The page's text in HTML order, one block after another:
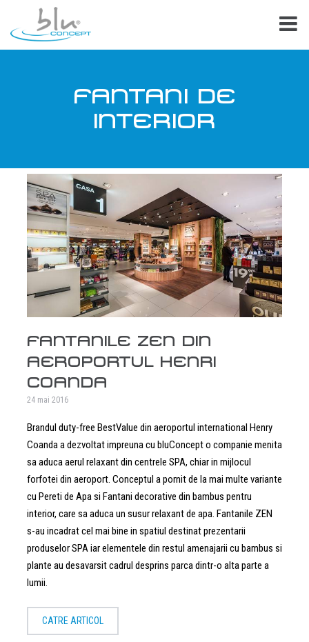
FANTANI DE
INTERIOR
FANTANILE ZEN DIN
AEROPORTUL HENRI
COANDA
24 mai 2016
Brandul duty-free BestValue din aeroportul international Henry
Coanda a dezvoltat impreuna cu bluConcept o companie menita
sa aduca aerul relaxant din centrele SPA, chiar in mijlocul
forfotei din aeroport. Conceptul a pornit de la mai multe variante
cu Pereti de Apa si Fantani decorative din bambus pentru
interior, care sa aduca un susur relaxant de apa. Fantanile ZEN
s-au incadrat cel mai bine in spatiul destinat prezentarii
produselor SPA iar elementele din restul amenajarii cu bambus si
plante au desavarsit cadrul desprins parca dintr-o alta parte a
lumii.
CATRE ARTICOL